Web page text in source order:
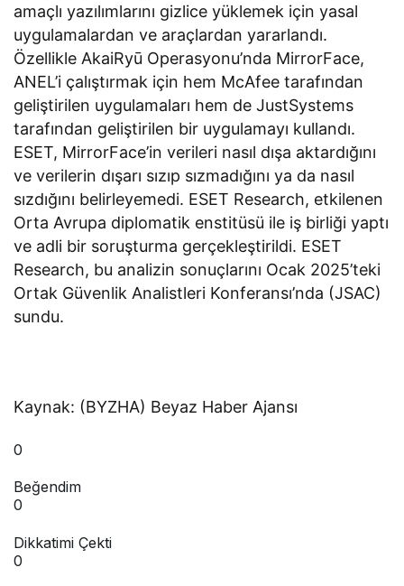
amaçlı yazılımlarını gizlice yüklemek için yasal
uygulamalardan ve araçlardan yararlandı.
Özellikle AkaiRyū Operasyonu’nda MirrorFace,
ANEL’i çalıştırmak için hem McAfee tarafından
geliştirilen uygulamaları hem de JustSystems
tarafından geliştirilen bir uygulamayı kullandı.
ESET, MirrorFace’in verileri nasıl dışa aktardığını
ve verilerin dışarı sızıp sızmadığını ya da nasıl
sızdığını belirleyemedi. ESET Research, etkilenen
Orta Avrupa diplomatik enstitüsü ile iş birliği yaptı
ve adli bir soruşturma gerçekleştirildi. ESET
Research, bu analizin sonuçlarını Ocak 2025’teki
Ortak Güvenlik Analistleri Konferansı’nda (JSAC)
sundu.
Kaynak: (BYZHA) Beyaz Haber Ajansı
0
Beğendim
0
Dikkatimi Çekti
0